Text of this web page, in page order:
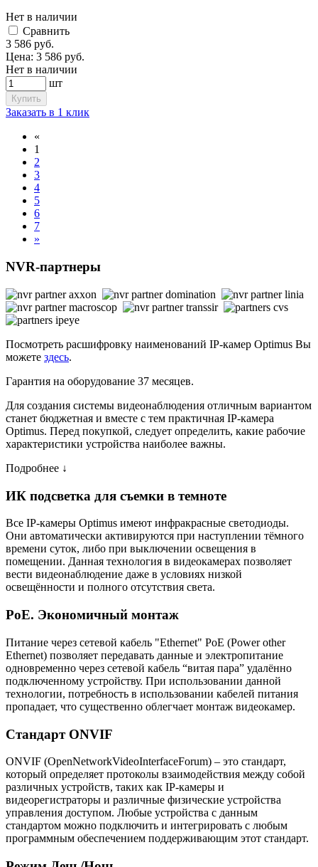
Нет в наличии
Cравнить
3 586 руб.
Цена: 3 586 руб.
Нет в наличии
шт
Купить
Заказать в 1 клик
«
1
2
3
4
5
6
7
»
NVR-партнеры
Посмотреть расшифровку наименований IP-камер Optimus Вы
можете здесь.
Гарантия на оборудование 37 месяцев.
Для создания системы видеонаблюдения отличным вариантом
станет бюджетная и вместе с тем практичная IP-камера
Optimus. Перед покупкой, следует определить, какие рабочие
характеристики устройства наиболее важны.
Подробнее ↓
ИК подсветка для съемки в темноте
Все IP-камеры Optimus имеют инфракрасные светодиоды.
Они автоматически активируются при наступлении тёмного
времени суток, либо при выключении освещения в
помещении. Данная технология в видеокамерах позволяет
вести видеонаблюдение даже в условиях низкой
освещённости и полного отсутствия света.
PoE. Экономичный монтаж
Питание через сетевой кабель "Ethernet" PoE (Power other
Ethernet) позволяет передавать данные и электропитание
одновременно через сетевой кабель “витая пара” удалённо
подключенному устройству. При использовании данной
технологии, потребность в использовании кабелей питания
пропадает, что существенно облегчает монтаж видеокамер.
Стандарт ONVIF
ONVIF (OpenNetworkVideoInterfaceForum) – это стандарт,
который определяет протоколы взаимодействия между собой
различных устройств, таких как IP-камеры и
видеорегистраторы и различные физические устройства
управления доступом. Любые устройства с данным
стандартом можно подключить и интегрировать с любым
программным обеспечением поддерживающим этот стандарт.